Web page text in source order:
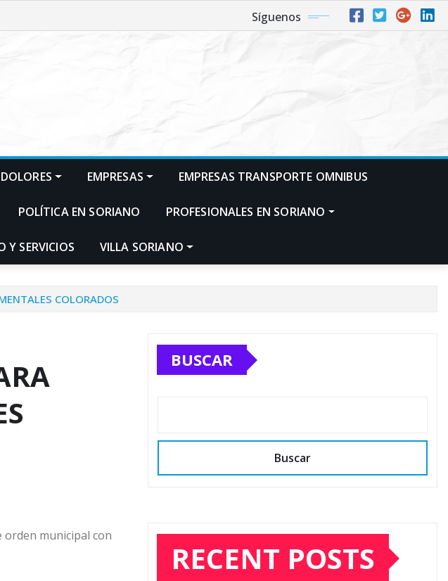
Síguenos
DOLORES EMPRESAS EMPRESAS TRANSPORTE OMNIBUS
POLÍTICA EN SORIANO PROFESIONALES EN SORIANO
Y SERVICIOS VILLA SORIANO
COLORADOS
municipal con
BUSCAR
Buscar
RECENT POSTS